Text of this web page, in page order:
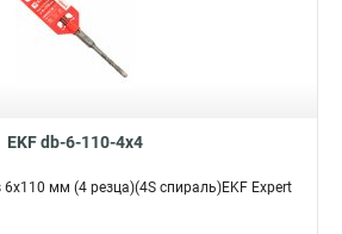
EKF db-6-110-4x4
6х110 мм (4 резца)(4S спираль)EKF Expert